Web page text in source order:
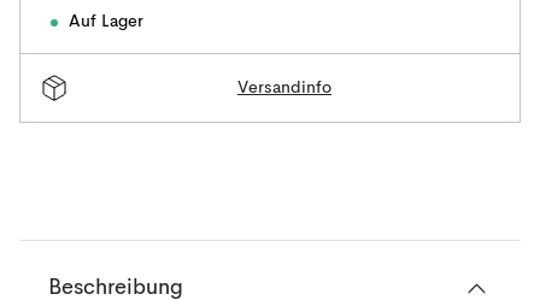
Auf Lager
Versandinfo
Beschreibung